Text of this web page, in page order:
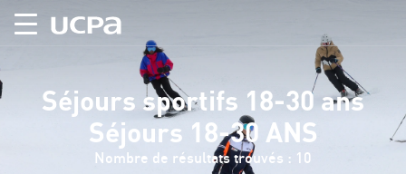
Séjours sportifs 18-30 ans
Séjours 18-30 ANS
Nombre de résultats trouvés : 10